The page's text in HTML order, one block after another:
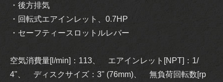
・後方排気
・回転式エアインレット、0.7HP
・セーフティースロットルレバー
空気消費量[l/min]：113、 エアインレット[NPT]：1/
4"、 ディスクサイズ：3" (76mm)、 無負荷回転数[rp